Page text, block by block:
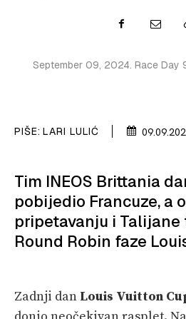
SPIZA
VELIKE PRIČE
PRETPLATA
SHOP
September 09, 2024. Race Day
PIŠE: LARI LULIĆ
Tim INEOS Brittania
pobijedio Francuze, a
pripetavanju i
Round Robin faze
Zadnji dan Louis Vuitton